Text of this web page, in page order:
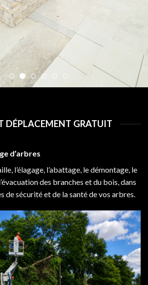
DÉPLACEMENT GRATUIT
d’arbres
l’élagage, l’abattage, le démontage, le
des branches et du bois, dans
de sécurité et de la santé de vos arbres.